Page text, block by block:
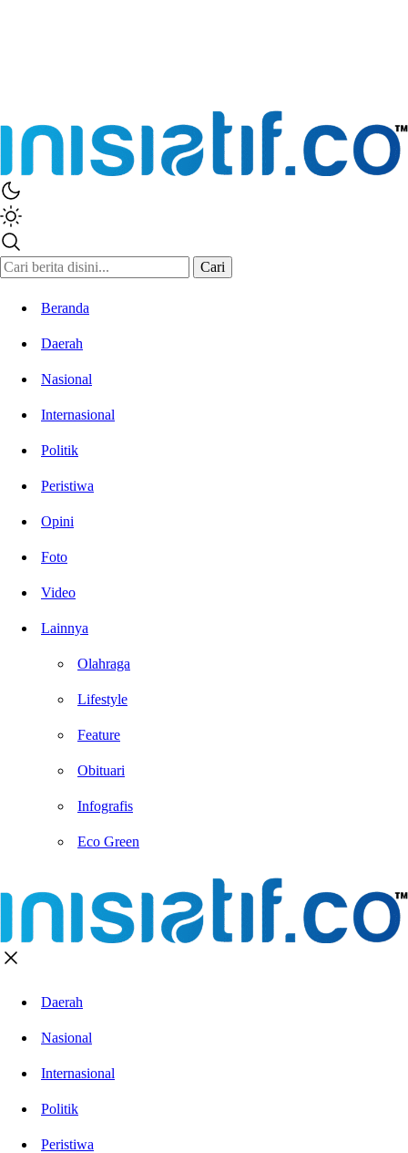
Inisiatif.co
Stay Connected Stay Informed
Cari
Beranda
Daerah
Nasional
Internasional
Politik
Peristiwa
Opini
Foto
Video
Lainnya
Olahraga
Lifestyle
Feature
Obituari
Infografis
Eco Green
Daerah
Nasional
Internasional
Politik
Peristiwa